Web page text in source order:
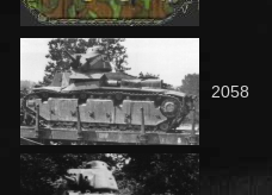
2058